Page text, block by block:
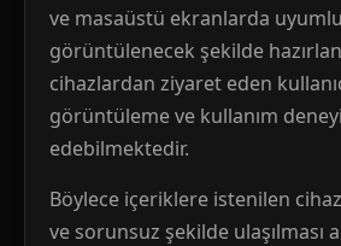
ve masaüstü ekranlarda uyumlu
görüntülenecek şekilde
cihazlardan ziyaret eden
görüntüleme ve kullanım
edebilmektedir.
Böylece içeriklere istenilen
ve sorunsuz şekilde ulaşılması